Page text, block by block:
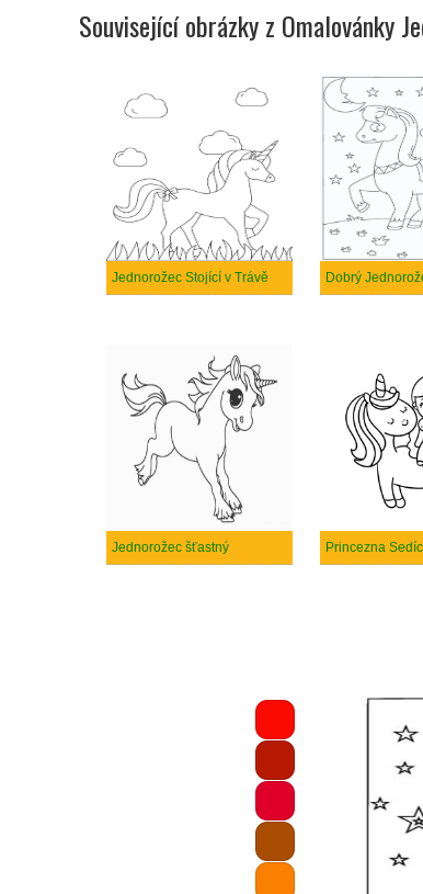
Související obrázky z Omalovánky
Jednorožec Stojící v Trávě Dobrý
Jednorožec šťastný